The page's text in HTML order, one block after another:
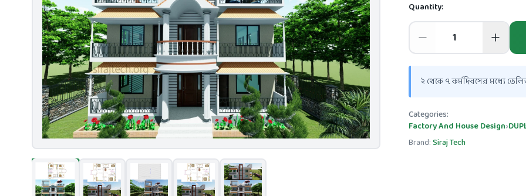
Quantity:
২ থেকে ৭ কর্মদিবসের মধ্যে
Categories:
Factory And House Design›
Brand:Siraj Tech